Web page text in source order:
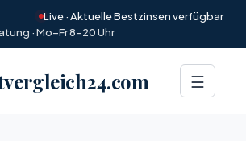
Live · Aktuelle Bestzinsen verfügbar
· Mo–Fr 8–20 Uhr
Menü
☰